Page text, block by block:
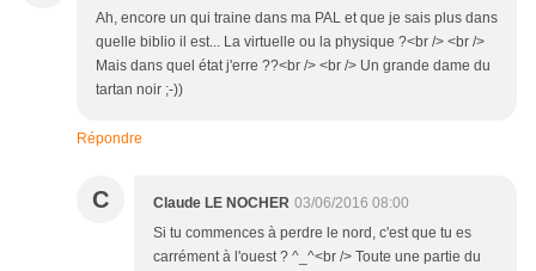
Ah, encore un qui traine dans ma PAL et que je sais plus dans
quelle biblio il est... La virtuelle ou la physique ?<br /> <br />
Mais dans quel état j'erre ??<br /> <br /> Un grande dame du
tartan noir ;-))
Répondre
C Claude LE NOCHER 03/06/2016 08:00
Si tu commences à perdre le nord, c'est que tu es
carrément à l'ouest ? ^_^<br /> Toute une partie du